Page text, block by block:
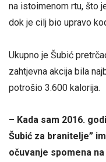
na istoimenom rtu, što
dok je cilj bio upravo
Ukupno je Šubić
zahtjevna akcija bila
potrošio 3.600 kalorija.
– Kada sam 2016.
Šubić za branitelje”
očuvanje spomena